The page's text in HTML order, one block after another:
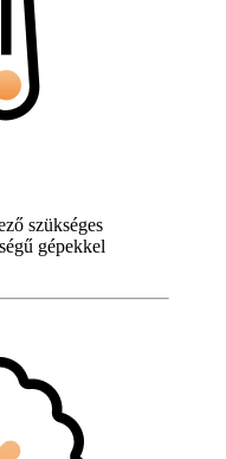
szükséges
gépekkel